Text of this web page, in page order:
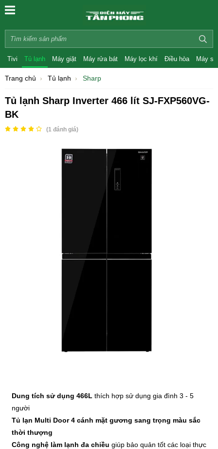
Tivi Tủ lạnh Máy giặt Máy rửa bát Máy lọc khí Điều hòa Máy
Trang chủ Tủ lạnh Sharp
Tủ lạnh Sharp Inverter 466 lít SJ-FXP560VG-
BK
(1 đánh giá)
Dung tích sử dụng 466L thích hợp sử dụng gia đình 3 - 5
người
Tủ lạn Multi Door 4 cánh mặt gương sang trọng màu sắc
thời thượng
Công nghệ làm lạnh đa chiều giúp bảo quản tốt các loại thực